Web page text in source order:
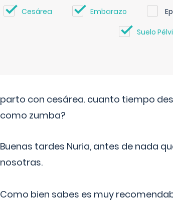
Cesárea Embarazo
Suelo
parto con cesárea. cuanto tiempo
como zumba?
Buenas tardes Nuria, antes de nada
nosotras.
Como bien sabes es muy